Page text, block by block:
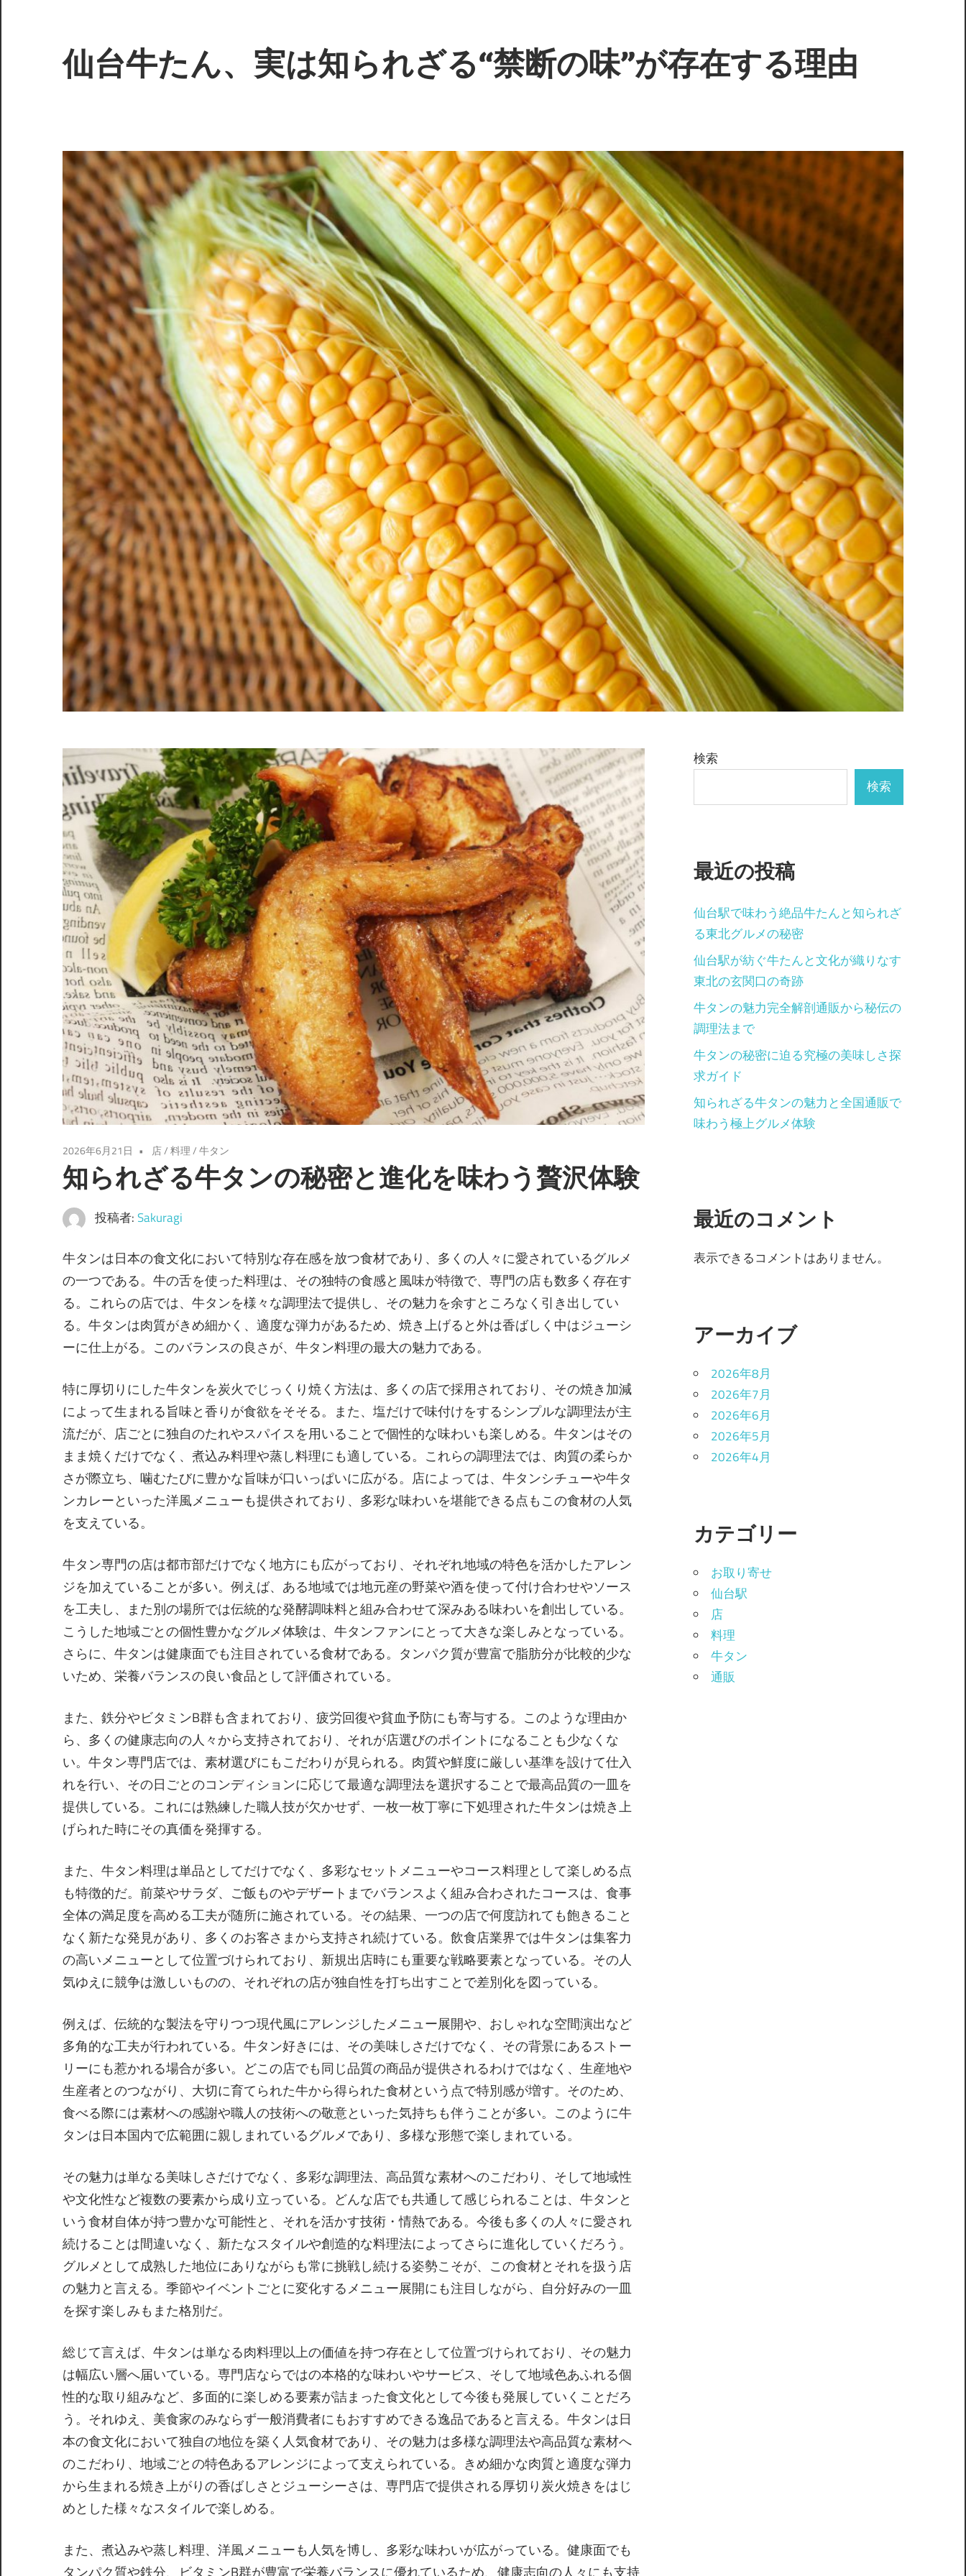
テ
ン
キ
ッ
プ
仙台牛たん、実は知られざる“禁断の味”が存在する理由
秘
伝
の
味
わ
い
が
誘
う
至
福
の
牛
た
ん
体
2026年6月21日 店/料理/牛タン
知られざる牛タンの秘密と進化を味わう贅沢体験
投稿者:Sakuragi
牛タンは日本の食文化において特別な存在感を放つ食材であり、多くの人々に愛されているグルメ
の一つである。 牛の舌を使った料理は、その独特の食感と風味が特徴で、専門の店も数多く存在す
る。これらの店では、牛タンを様々な調理法で提供し、その魅力を余すところなく引き出してい
る。牛タンは肉質がきめ細かく、適度な弾力があるため、焼き上げると外は香ばしく中はジューシ
ーに仕上がる。このバランスの良さが、牛タン料理の最大の魅力である。
特に厚切りにした牛タンを炭火でじっくり焼く方法は、多くの店で採用されており、その焼き加減
によって生まれる旨味と香りが食欲をそそる。また、塩だけで味付けをするシンプルな調理法が主
流だが、店ごとに独自のたれやスパイスを用いることで個性的な味わいも楽しめる。牛タンはその
まま焼くだけでなく、煮込み料理や蒸し料理にも適している。これらの調理法では、肉質の柔らか
さが際立ち、噛むたびに豊かな旨味が口いっぱいに広がる。店によっては、牛タンシチューや牛タ
ンカレーといった洋風メニューも提供されており、多彩な味わいを堪能できる点もこの食材の人気
を支えている。
牛タン専門の店は都市部だけでなく地方にも広がっており、それぞれ地域の特色を活かしたアレン
ジを加えていることが多い。例えば、ある地域では地元産の野菜や酒を使って付け合わせやソース
を工夫し、また別の場所では伝統的な発酵調味料と組み合わせて深みある味わいを創出している。
こうした地域ごとの個性豊かなグルメ体験は、牛タンファンにとって大きな楽しみとなっている。
さらに、牛タンは健康面でも注目されている食材である。タンパク質が豊富で脂肪分が比較的少な
いため、栄養バランスの良い食品として評価されている。
また、鉄分やビタミンB群も含まれており、疲労回復や貧血予防にも寄与する。このような理由か
ら、多くの健康志向の人々から支持されており、それが店選びのポイントになることも少なくな
い。牛タン専門店では、素材選びにもこだわりが見られる。肉質や鮮度に厳しい基準を設けて仕入
れを行い、その日ごとのコンディションに応じて最適な調理法を選択することで最高品質の一皿を
提供している。これには熟練した職人技が欠かせず、一枚一枚丁寧に下処理された牛タンは焼き上
げられた時にその真価を発揮する。
また、牛タン料理は単品としてだけでなく、多彩なセットメニューやコース料理として楽しめる点
も特徴的だ。前菜やサラダ、ご飯ものやデザートまでバランスよく組み合わされたコースは、食事
全体の満足度を高める工夫が随所に施されている。その結果、一つの店で何度訪れても飽きること
なく新たな発見があり、多くのお客さまから支持され続けている。飲食店業界では牛タンは集客力
の高いメニューとして位置づけられており、新規出店時にも重要な戦略要素となっている。その人
気ゆえに競争は激しいものの、それぞれの店が独自性を打ち出すことで差別化を図っている。
例えば、伝統的な製法を守りつつ現代風にアレンジしたメニュー展開や、おしゃれな空間演出など
多角的な工夫が行われている。牛タン好きには、その美味しさだけでなく、その背景にあるストー
リーにも惹かれる場合が多い。どこの店でも同じ品質の商品が提供されるわけではなく、生産地や
生産者とのつながり、大切に育てられた牛から得られた食材という点で特別感が増す。そのため、
食べる際には素材への感謝や職人の技術への敬意といった気持ちも伴うことが多い。このように牛
タンは日本国内で広範囲に親しまれているグルメであり、多様な形態で楽しまれている。
その魅力は単なる美味しさだけでなく、多彩な調理法、高品質な素材へのこだわり、そして地域性
や文化性など複数の要素から成り立っている。どんな店でも共通して感じられることは、牛タンと
いう食材自体が持つ豊かな可能性と、それを活かす技術・情熱である。今後も多くの人々に愛され
続けることは間違いなく、新たなスタイルや創造的な料理法によってさらに進化していくだろう。
グルメとして成熟した地位にありながらも常に挑戦し続ける姿勢こそが、この食材とそれを扱う店
の魅力と言える。季節やイベントごとに変化するメニュー展開にも注目しながら、自分好みの一皿
を探す楽しみもまた格別だ。
総じて言えば、牛タンは単なる肉料理以上の価値を持つ存在として位置づけられており、その魅力
は幅広い層へ届いている。専門店ならではの本格的な味わいやサービス、そして地域色あふれる個
性的な取り組みなど、多面的に楽しめる要素が詰まった食文化として今後も発展していくことだろ
う。それゆえ、美食家のみならず一般消費者にもおすすめできる逸品であると言える。牛タンは日
本の食文化において独自の地位を築く人気食材であり、その魅力は多様な調理法や高品質な素材へ
のこだわり、地域ごとの特色あるアレンジによって支えられている。きめ細かな肉質と適度な弾力
から生まれる焼き上がりの香ばしさとジューシーさは、専門店で提供される厚切り炭火焼きをはじ
めとした様々なスタイルで楽しめる。
また、煮込みや蒸し料理、洋風メニューも人気を博し、多彩な味わいが広がっている。健康面でも
検索
検索
最近の投稿
仙台駅で味わう絶品牛たんと知られざ
る東北グルメの秘密
仙台駅が紡ぐ牛たんと文化が織りなす
東北の玄関口の奇跡
牛タンの魅力完全解剖通販から秘伝の
調理法まで
牛タンの秘密に迫る究極の美味しさ探
求ガイド
知られざる牛タンの魅力と全国通販で
味わう極上グルメ体験
最近のコメント
表示できるコメントはありません。
アーカイブ
2026年8月
2026年7月
2026年6月
2026年5月
2026年4月
カテゴリー
お取り寄せ
仙台駅
店
料理
牛タン
通販